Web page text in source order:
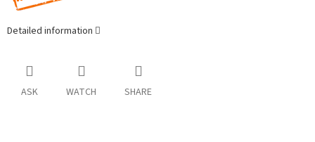
Detailed information
ASK WATCH SHARE